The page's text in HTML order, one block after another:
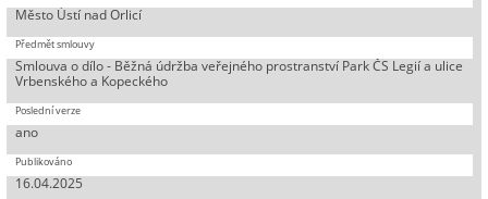
Město Ústí nad Orlicí
Smlouva o dílo - Běžná údržba veřejného prostranství Park ČS Legií a ulice
Vrbenského a Kopeckého
ano
16.04.2025